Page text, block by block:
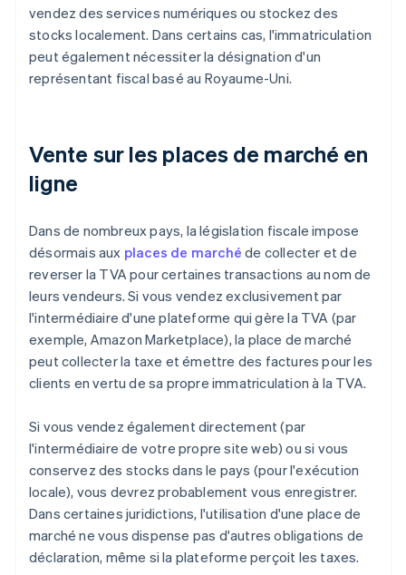
vendez des services numériques ou stockez des
stocks localement. Dans certains cas, l'immatriculation
peut également nécessiter la désignation d'un
représentant fiscal basé au Royaume-Uni.
Vente sur les places de marché en
ligne
Dans de nombreux pays, la législation fiscale impose
désormais aux places de marché de collecter et de
reverser la TVA pour certaines transactions au nom de
leurs vendeurs. Si vous vendez exclusivement par
l'intermédiaire d'une plateforme qui gère la TVA (par
exemple, Amazon Marketplace), la place de marché
peut collecter la taxe et émettre des factures pour les
clients en vertu de sa propre immatriculation à la TVA.
Si vous vendez également directement (par
l'intermédiaire de votre propre site web) ou si vous
conservez des stocks dans le pays (pour l'exécution
locale), vous devrez probablement vous enregistrer.
Dans certaines juridictions, l'utilisation d'une place de
marché ne vous dispense pas d'autres obligations de
déclaration, même si la plateforme perçoit les taxes.